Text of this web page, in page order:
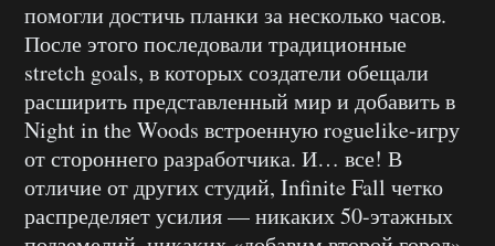
помогли достичь планки за несколько часов.
После этого последовали традиционные
stretch goals, в которых создатели обещали
расширить представленный мир и добавить в
Night in the Woods встроенную roguelike-игру
от стороннего разработчика. И… все! В
отличие от других студий, Infinite Fall четко
распределяет усилия — никаких 50-этажных